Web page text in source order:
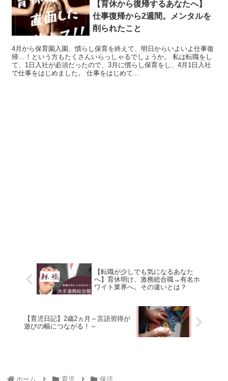
【育休から復帰するあなたへ】
仕事復帰から2週間。メンタルを
削られたこと
4月から保育園入園、慣らし保育を終えて、明日からいよいよ仕事復
帰…！という方もたくさんいらっしゃるでしょうか。 私は転職をし
て、1日入社が必須だったので、3月に慣らし保育をし、4月1日入社
で仕事をはじめました。 仕事をはじめて...
【転職が少しでも気になるあなた
へ】育休明け、激務総合職→有名ホ
ワイト業界へ。その違いとは？
【育児日記】2歳2ヵ月～言語習得が
遊びの幅につながる！～
ホーム 育児 保活